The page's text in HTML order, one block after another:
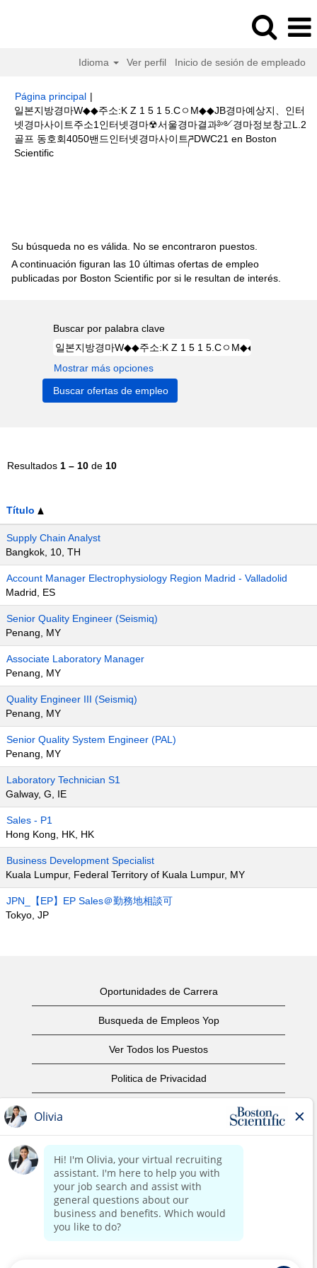
Idioma Ver perfil Inicio de sesión de empleado
Página principal |
일본지방경마W◆◆주소:K Z 1 5 1 5.CㅇM◆◆JB경마예상지、인터
넷경마사이트주소1인터넷경마☢서울경마결과༻경마정보창고L.2
골프 동호회4050밴드인터넷경마사이트ཌDWC21 en Boston
Scientific(página
Su búsqueda no es válida. No se encontraron puestos.
A continuación figuran las 10 últimas ofertas de empleo
publicadas por Boston Scientific por si le resultan de interés.
Buscar por palabra clave
Mostrar más opciones
Resultados 1 – 10 de 10
Título
Supply Chain Analyst
Bangkok, 10, TH
Account Manager Electrophysiology Region Madrid - Valladolid
Madrid, ES
Senior Quality Engineer (Seismiq)
Penang, MY
Associate Laboratory Manager
Penang, MY
Quality Engineer III (Seismiq)
Penang, MY
Senior Quality System Engineer (PAL)
Penang, MY
Laboratory Technician S1
Galway, G, IE
Sales - P1
Hong Kong, HK, HK
Business Development Specialist
Kuala Lumpur, Federal Territory of Kuala Lumpur, MY
JPN_【EP】EP Sales＠勤務地相談可
Tokyo, JP
Oportunidades de Carrera
Busqueda de Empleos Yop
Ver Todos los Puestos
Politica de Privacidad
Aviso de Derechos de Autor
Contáctenos
Oficinas Centrales